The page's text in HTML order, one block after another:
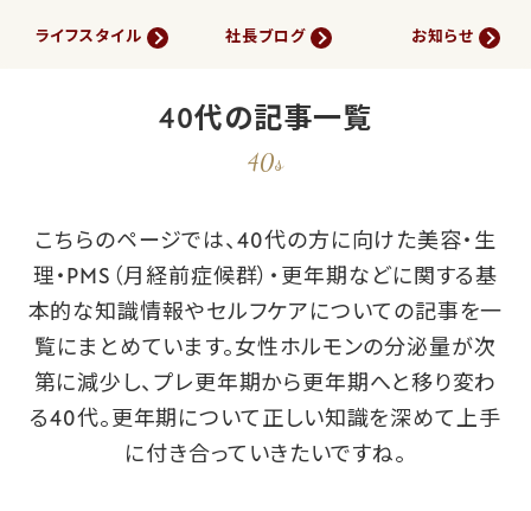
ライフスタイル 社長ブログ お知らせ
40代の記事一覧
40s
こちらのページでは、40代の方に向けた美容・生
理・PMS（月経前症候群）・更年期などに関する基
本的な知識情報やセルフケアについての記事を一
覧にまとめています。女性ホルモンの分泌量が次
第に減少し、プレ更年期から更年期へと移り変わ
る40代。更年期について正しい知識を深めて上手
に付き合っていきたいですね。